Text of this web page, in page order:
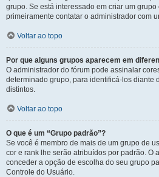
grupo. Se está interessado em criar um
primeiramente contatar o administrador com
Voltar ao topo
Por que alguns grupos aparecem em
O administrador do fórum pode assinalar
determinado grupo, para identificá-los diante
distintos.
Voltar ao topo
O que é um “Grupo padrão”?
Se você é membro de mais de um grupo de
cor e rank lhe serão atribuídos por padrão. O
conceder a opção de escolha do seu grupo
Controle do Usuário.